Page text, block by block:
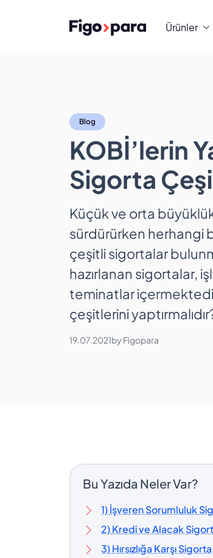
Ürünler
Blog
KOBİ’lerin
Sigorta
Küçük ve orta
sürdürürken herhangi
çeşitli sigortalar
hazırlanan sigortalar,
teminatlar
çeşitlerini
19.07.2021by Figopara
Bu Yazıda Neler Var?
1) İşveren Sorumluluk
2) Kredi ve Alacak
3) Hırsızlığa Karşı Sigorta